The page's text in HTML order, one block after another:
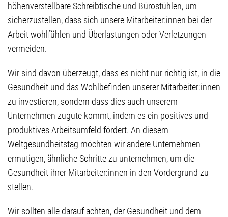
höhenverstellbare Schreibtische und Bürostühlen, um
sicherzustellen, dass sich unsere Mitarbeiter:innen bei der
Arbeit wohlfühlen und Überlastungen oder Verletzungen
vermeiden.
Wir sind davon überzeugt, dass es nicht nur richtig ist, in die
Gesundheit und das Wohlbefinden unserer Mitarbeiter:innen
zu investieren, sondern dass dies auch unserem
Unternehmen zugute kommt, indem es ein positives und
produktives Arbeitsumfeld fördert. An diesem
Weltgesundheitstag möchten wir andere Unternehmen
ermutigen, ähnliche Schritte zu unternehmen, um die
Gesundheit ihrer Mitarbeiter:innen in den Vordergrund zu
stellen.
Wir sollten alle darauf achten, der Gesundheit und dem